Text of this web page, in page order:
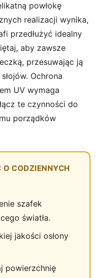
powłokę
realizacji wynika,
przedłużyć idealny
aby zawsze
przesuwając ją
Ochrona
UV wymaga
te czynności do
porządków
CODZIENNYCH
szafek
światła.
jakości osłony
powierzchnię